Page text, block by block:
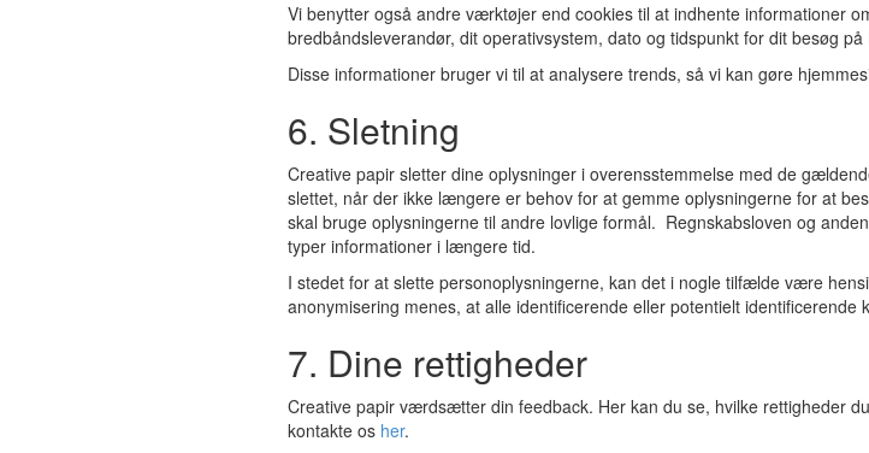
Vi benytter også andre værktøjer end cookies til at indhente informationer
bredbåndsleverandør, dit operativsystem, dato og tidspunkt for dit besøg
Disse informationer bruger vi til at analysere trends, så vi kan gøre
6. Sletning
Creative papir sletter dine oplysninger i overensstemmelse med de
slettet, når der ikke længere er behov for at gemme oplysningerne for at
skal bruge oplysningerne til andre lovlige formål. Regnskabsloven og
typer informationer i længere tid.
I stedet for at slette personoplysningerne, kan det i nogle tilfælde være
anonymisering menes, at alle identificerende eller potentielt
7. Dine rettigheder
Creative papir værdsætter din feedback. Her kan du se, hvilke rettigheder
kontakte os her.